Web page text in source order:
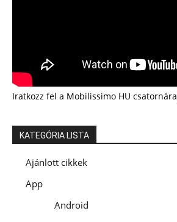
Iratkozz fel a Mobilissimo HU csatornára
KATEGÓRIA LISTA
Ajánlott cikkek
App
Android